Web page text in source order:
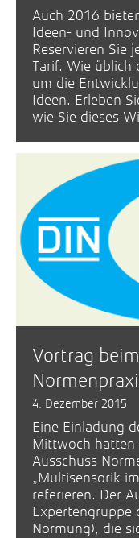
Auch 2016
Ideen- und
Reservieren Sie
Tarif. Wie üblich
um die
Ideen. Erleben
wie Sie dieses
Vortrag
4. Dezember 2015
Eine Einladung
Mittwoch hatten
Ausschuss
„Multisensorik
referieren. Der
Expertengruppe
Normung), die